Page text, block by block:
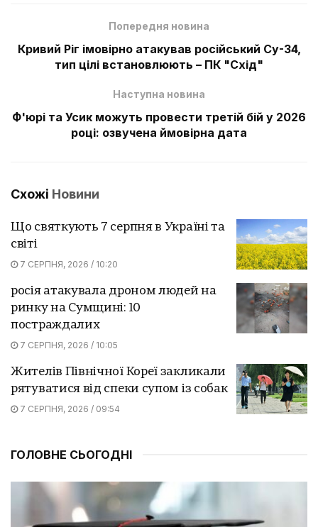
Попередня новина
Кривий Ріг імовірно атакував російський Су-34,
тип цілі встановлюють – ПК "Схід"
Наступна новина
Ф'юрі та Усик можуть провести третій бій у 2026
році: озвучена ймовірна дата
Схожі Новини
Що святкують 7 серпня в Україні та
світі
7 СЕРПНЯ, 2026 / 10:20
росія атакувала дроном людей на
ринку на Сумщині: 10
постраждалих
7 СЕРПНЯ, 2026 / 10:05
Жителів Північної Кореї закликали
рятуватися від спеки супом із собак
7 СЕРПНЯ, 2026 / 09:54
ГОЛОВНЕ СЬОГОДНІ